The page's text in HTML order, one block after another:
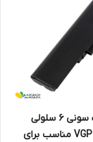
باتری لپ‌تاپ سونی 6 سلولی
مدل VGP-BPS13 مناسب برای